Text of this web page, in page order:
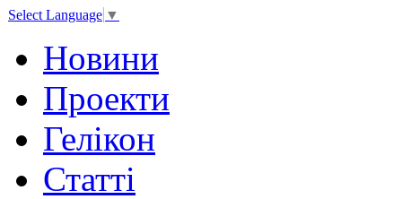
Select Language ▼
Новини
Проекти
Гелікон
Статті